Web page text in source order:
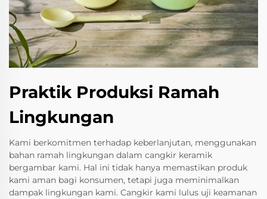
Praktik Produksi Ramah
Lingkungan
Kami berkomitmen terhadap keberlanjutan, menggunakan
bahan ramah lingkungan dalam cangkir keramik
bergambar kami. Hal ini tidak hanya memastikan produk
kami aman bagi konsumen, tetapi juga meminimalkan
dampak lingkungan kami. Cangkir kami lulus uji keamanan